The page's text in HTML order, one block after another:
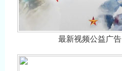
最新视频公益广告